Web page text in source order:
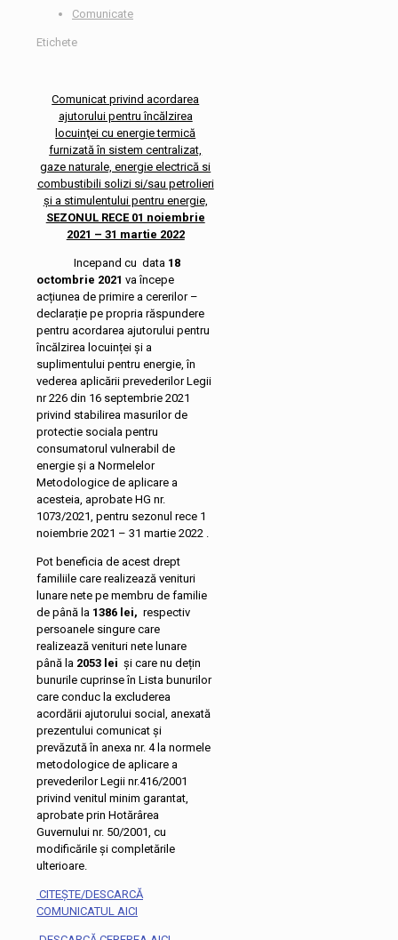
Comunicate
Etichete
Comunicat privind acordarea
ajutorului pentru încălzirea
locuinţei cu energie termică
furnizată în sistem centralizat,
gaze naturale, energie electrică si
combustibili solizi si/sau petrolieri
şi a stimulentului pentru energie,
SEZONUL RECE 01 noiembrie
2021 – 31 martie 2022
Incepand cu data 18
octombrie 2021 va începe
acțiunea de primire a cererilor –
declarație pe propria răspundere
pentru acordarea ajutorului pentru
încălzirea locuinței şi a
suplimentului pentru energie, în
vederea aplicării prevederilor Legii
nr 226 din 16 septembrie 2021
privind stabilirea masurilor de
protectie sociala pentru
consumatorul vulnerabil de
energie şi a Normelelor
Metodologice de aplicare a
acesteia, aprobate HG nr.
1073/2021, pentru sezonul rece 1
noiembrie 2021 – 31 martie 2022 .
Pot beneficia de acest drept
familiile care realizează venituri
lunare nete pe membru de familie
de până la 1386 lei, respectiv
persoanele singure care
realizează venituri nete lunare
până la 2053 lei și care nu dețin
bunurile cuprinse în Lista bunurilor
care conduc la excluderea
acordării ajutorului social, anexată
prezentului comunicat și
prevăzută în anexa nr. 4 la normele
metodologice de aplicare a
prevederilor Legii nr.416/2001
privind venitul minim garantat,
aprobate prin Hotărârea
Guvernului nr. 50/2001, cu
modificările și completările
ulterioare.
CITEȘTE/DESCARCĂ
COMUNICATUL AICI